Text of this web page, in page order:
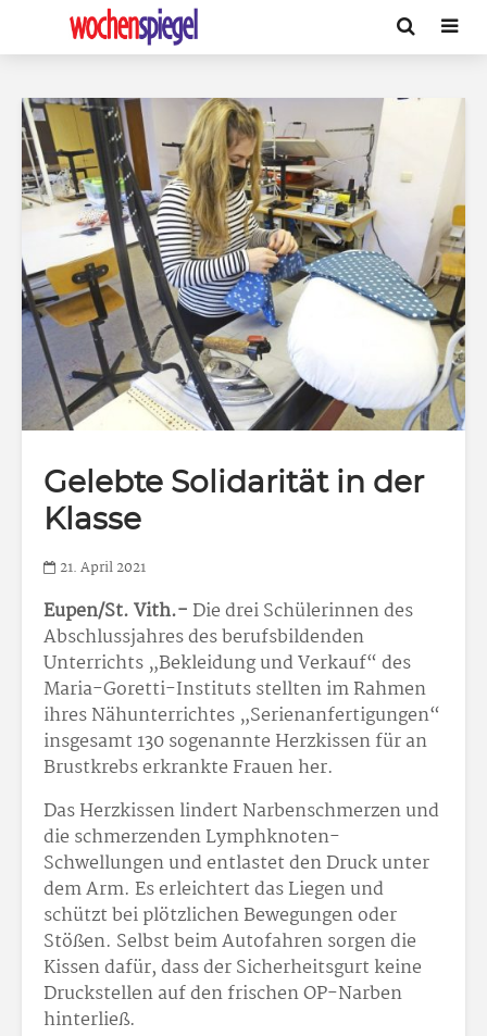
Gelebte Solidarität in der
Klasse
21. April 2021
Eupen/St. Vith.-Die drei Schülerinnen des
Abschlussjahres des berufsbildenden
Unterrichts „Bekleidung und Verkauf“ des
Maria-Goretti-Instituts stellten im Rahmen
ihres Nähunterrichtes „Serienanfertigungen“
insgesamt 130 sogenannte Herzkissen für an
Brustkrebs erkrankte Frauen her.
Das Herzkissen lindert Narbenschmerzen und
die schmerzenden Lymphknoten-
Schwellungen und entlastet den Druck unter
dem Arm. Es erleichtert das Liegen und
schützt bei plötzlichen Bewegungen oder
Stößen. Selbst beim Autofahren sorgen die
Kissen dafür, dass der Sicherheitsgurt keine
Druckstellen auf den frischen OP-Narben
hinterließ.